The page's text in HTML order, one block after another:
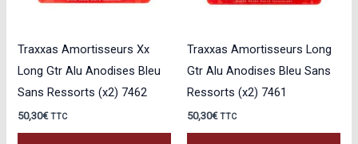
Traxxas Amortisseurs Xx
Long Gtr Alu Anodises Bleu
Sans Ressorts (x2) 7462
50,30€ TTC
Traxxas Amortisseurs Long
Gtr Alu Anodises Bleu Sans
Ressorts (x2) 7461
50,30€ TTC